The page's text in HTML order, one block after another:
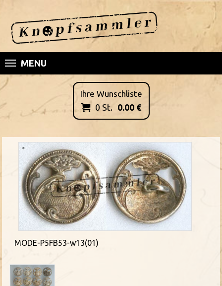
MENU
Ihre Wunschliste
 0 St. 0.00€
MODE-P5FB53-w13(01)